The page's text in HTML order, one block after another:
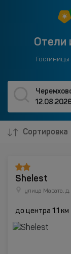
Отели
Сортировка
Shelest
улица Марата,
до центра 1.1 км